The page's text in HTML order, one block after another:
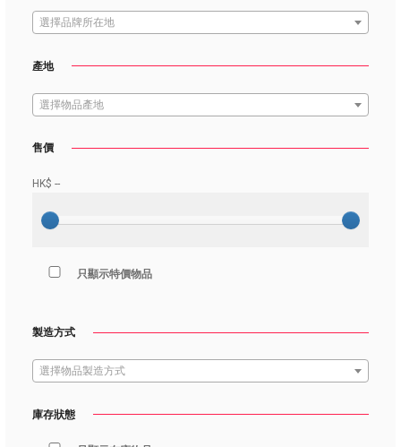
選擇品牌所在地
產地
選擇物品產地
售價
HK$ --
只顯示特價物品
製造方式
選擇物品製造方式
庫存狀態